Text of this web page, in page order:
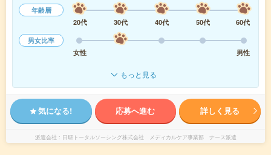
年齢層
20代
30代 40代 50代
60代
男女比率
女性
男性
もっと見る
気になる! 応募へ進む 詳しく見る
派遣会社 日研トータルソーシング株式会社 メディカルケア事業部 ナース派遣